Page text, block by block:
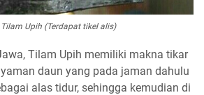
Tilam Upih (Terdapat tikel alis)
Tilam Upih memiliki makna tikar
daun yang pada jaman dahulu
alas tidur, sehingga kemudian di